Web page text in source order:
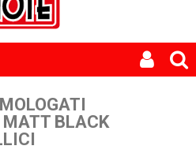
BLACK